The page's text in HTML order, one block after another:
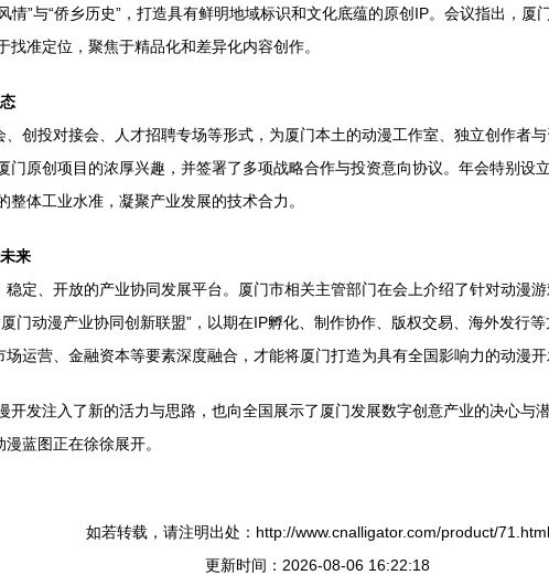
情”与“侨乡历史”，打造具有鲜明地域标识和文化底蕴的原创IP。会议指出，
准定位，聚焦于精品化和差异化内容创作。
创投对接会、人才招聘专场等形式，为厦门本土的动漫工作室、独立创作者
原创项目的浓厚兴趣，并签署了多项战略合作与投资意向协议。年会特别设
体工业水准，凝聚产业发展的技术合力。
来
定、开放的产业协同发展平台。厦门市相关主管部门在会上介绍了针对动漫
门动漫产业协同创新联盟”，以期在IP孵化、制作协作、版权交易、海外发行
运营、金融资本等要素深度融合，才能将厦门打造为具有全国影响力的动漫开
发注入了新的活力与思路，也向全国展示了厦门发展数字创意产业的决心与
蓝图正在徐徐展开。
如若转载，请注明出处：http://www.cnalligator.com/product/71.html
更新时间：2026-08-06 16:22:18